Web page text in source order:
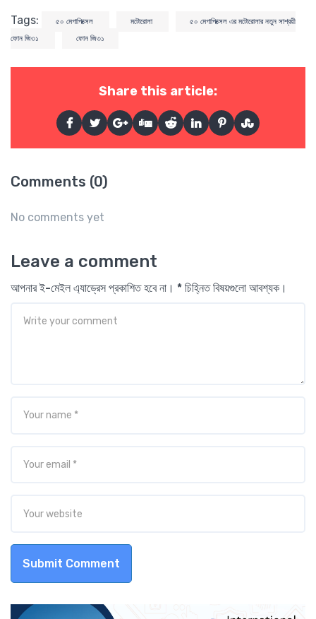
Tags: ৫০ মেগাপিক্সেল মটোরোলা
৫০ মেগাপিক্সেল এর মটোরোলার নতুন সাশ্রয়ী
ফোন জি৩১
ফোন জি৩১
Share this article:
Comments (0)
No comments yet
Leave a comment
আপনার ই-মেইল এ্যাড্রেস প্রকাশিত হবে না। * চিহ্নিত বিষয়গুলো আবশ্যক।
Submit Comment